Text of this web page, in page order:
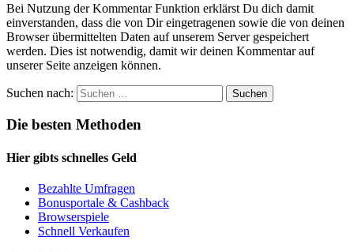
Bei Nutzung der Kommentar Funktion erklärst Du dich damit
einverstanden, dass die von Dir eingetragenen sowie die von deinen
Browser übermittelten Daten auf unserem Server gespeichert
werden. Dies ist notwendig, damit wir deinen Kommentar auf
unserer Seite anzeigen können.
Suchen nach:
Die besten Methoden
Hier gibts schnelles Geld
Bezahlte Umfragen
Bonusportale & Cashback
Browserspiele
Schnell Verkaufen